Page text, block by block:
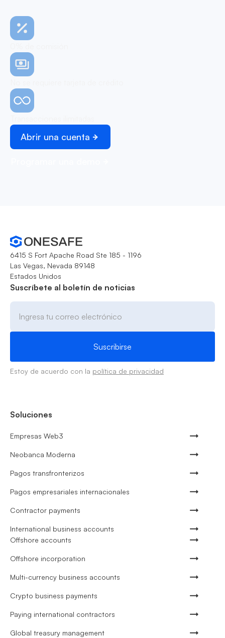
Abrir una cuenta
6415 S Fort Apache Road Ste 185 - 1196
Las Vegas, Nevada 89148
Estados Unidos
Suscríbete al boletín de noticias
Estoy de acuerdo con la política de privacidad
Soluciones
Empresas Web3
Neobanca Moderna
Pagos transfronterizos
Pagos empresariales internacionales
Contractor payments
International business accounts
Offshore accounts
Offshore incorporation
Multi-currency business accounts
Crypto business payments
Paying international contractors
Global treasury management